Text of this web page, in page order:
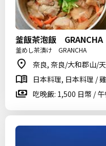
釜飯茶泡飯 GRANCHA
釜めし茶漬け GRANCHA
奈良, 奈良/大和郡山/
日本料理, 日本料理 /
吃晚飯: 1,500 日幣 /